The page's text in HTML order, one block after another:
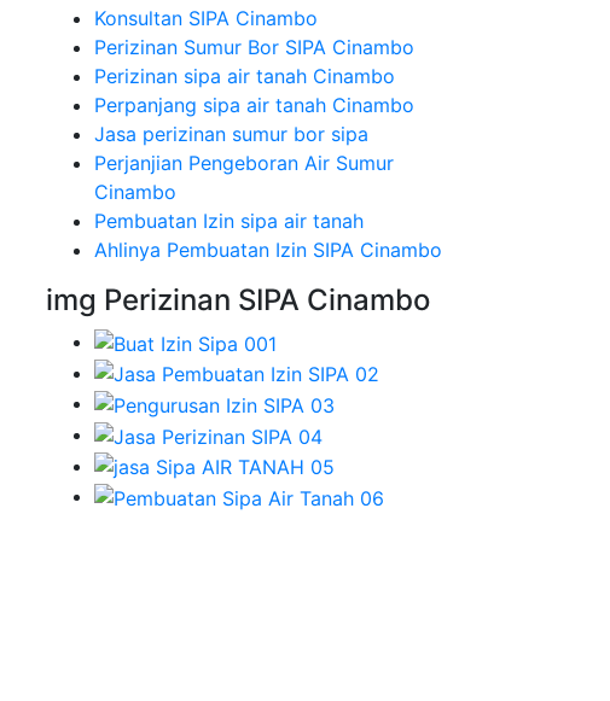
Konsultan SIPA Cinambo
Perizinan Sumur Bor SIPA Cinambo
Perizinan sipa air tanah Cinambo
Perpanjang sipa air tanah Cinambo
Jasa perizinan sumur bor sipa
Perjanjian Pengeboran Air Sumur
Cinambo
Pembuatan Izin sipa air tanah
Ahlinya Pembuatan Izin SIPA Cinambo
img Perizinan SIPA Cinambo